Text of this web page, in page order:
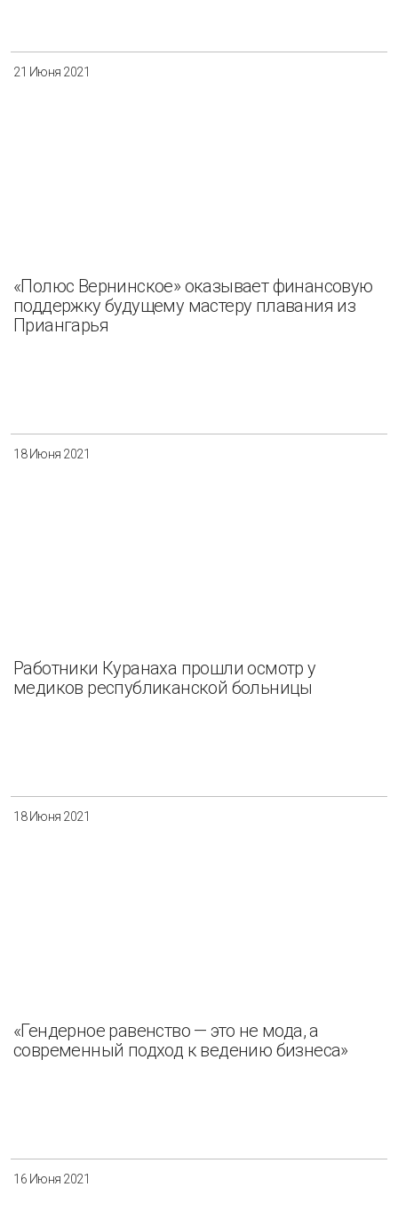
21 Июня 2021
«Полюс Вернинское» оказывает финансовую
поддержку будущему мастеру плавания из
Приангарья
18 Июня 2021
Работники Куранаха прошли осмотр у
медиков республиканской больницы
18 Июня 2021
«Гендерное равенство — это не мода, а
современный подход к ведению бизнеса»
16 Июня 2021